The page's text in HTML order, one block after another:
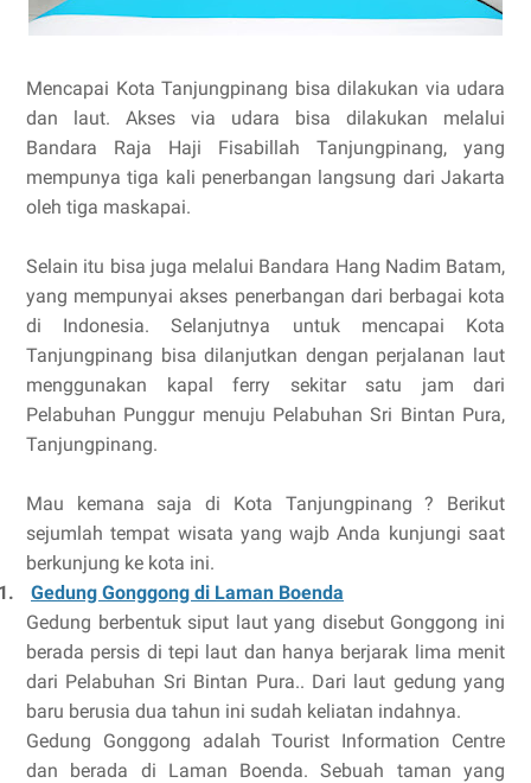
Mencapai Kota Tanjungpinang bisa dilakukan via udara
dan laut. Akses via udara bisa dilakukan melalui
Bandara Raja Haji Fisabillah Tanjungpinang, yang
mempunya tiga kali penerbangan langsung dari Jakarta
oleh tiga maskapai.
Selain itu bisa juga melalui Bandara Hang Nadim Batam,
yang mempunyai akses penerbangan dari berbagai kota
di Indonesia. Selanjutnya untuk mencapai Kota
Tanjungpinang bisa dilanjutkan dengan perjalanan laut
menggunakan kapal ferry sekitar satu jam dari
Pelabuhan Punggur menuju Pelabuhan Sri Bintan Pura,
Tanjungpinang.
Mau kemana saja di Kota Tanjungpinang ? Berikut
sejumlah tempat wisata yang wajb Anda kunjungi saat
berkunjung ke kota ini.
Gedung Gonggong di Laman Boenda
Gedung berbentuk siput laut yang disebut Gonggong ini
berada persis di tepi laut dan hanya berjarak lima menit
dari Pelabuhan Sri Bintan Pura.. Dari laut gedung yang
baru berusia dua tahun ini sudah keliatan indahnya.
Gedung Gonggong adalah Tourist Information Centre
dan berada di Laman Boenda. Sebuah taman yang